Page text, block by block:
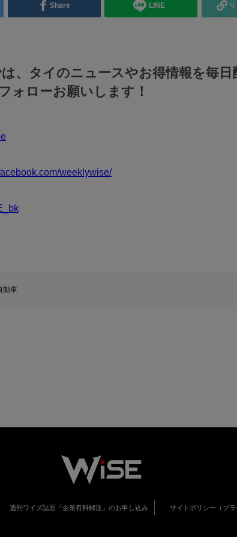
Share LINE
、タイのニュースやお得情報を毎日
ォローお願いします！
weeklywise/
動車
週刊ワイズ誌面『企業有料郵送』のお申し込み サイトポリシー（プラ